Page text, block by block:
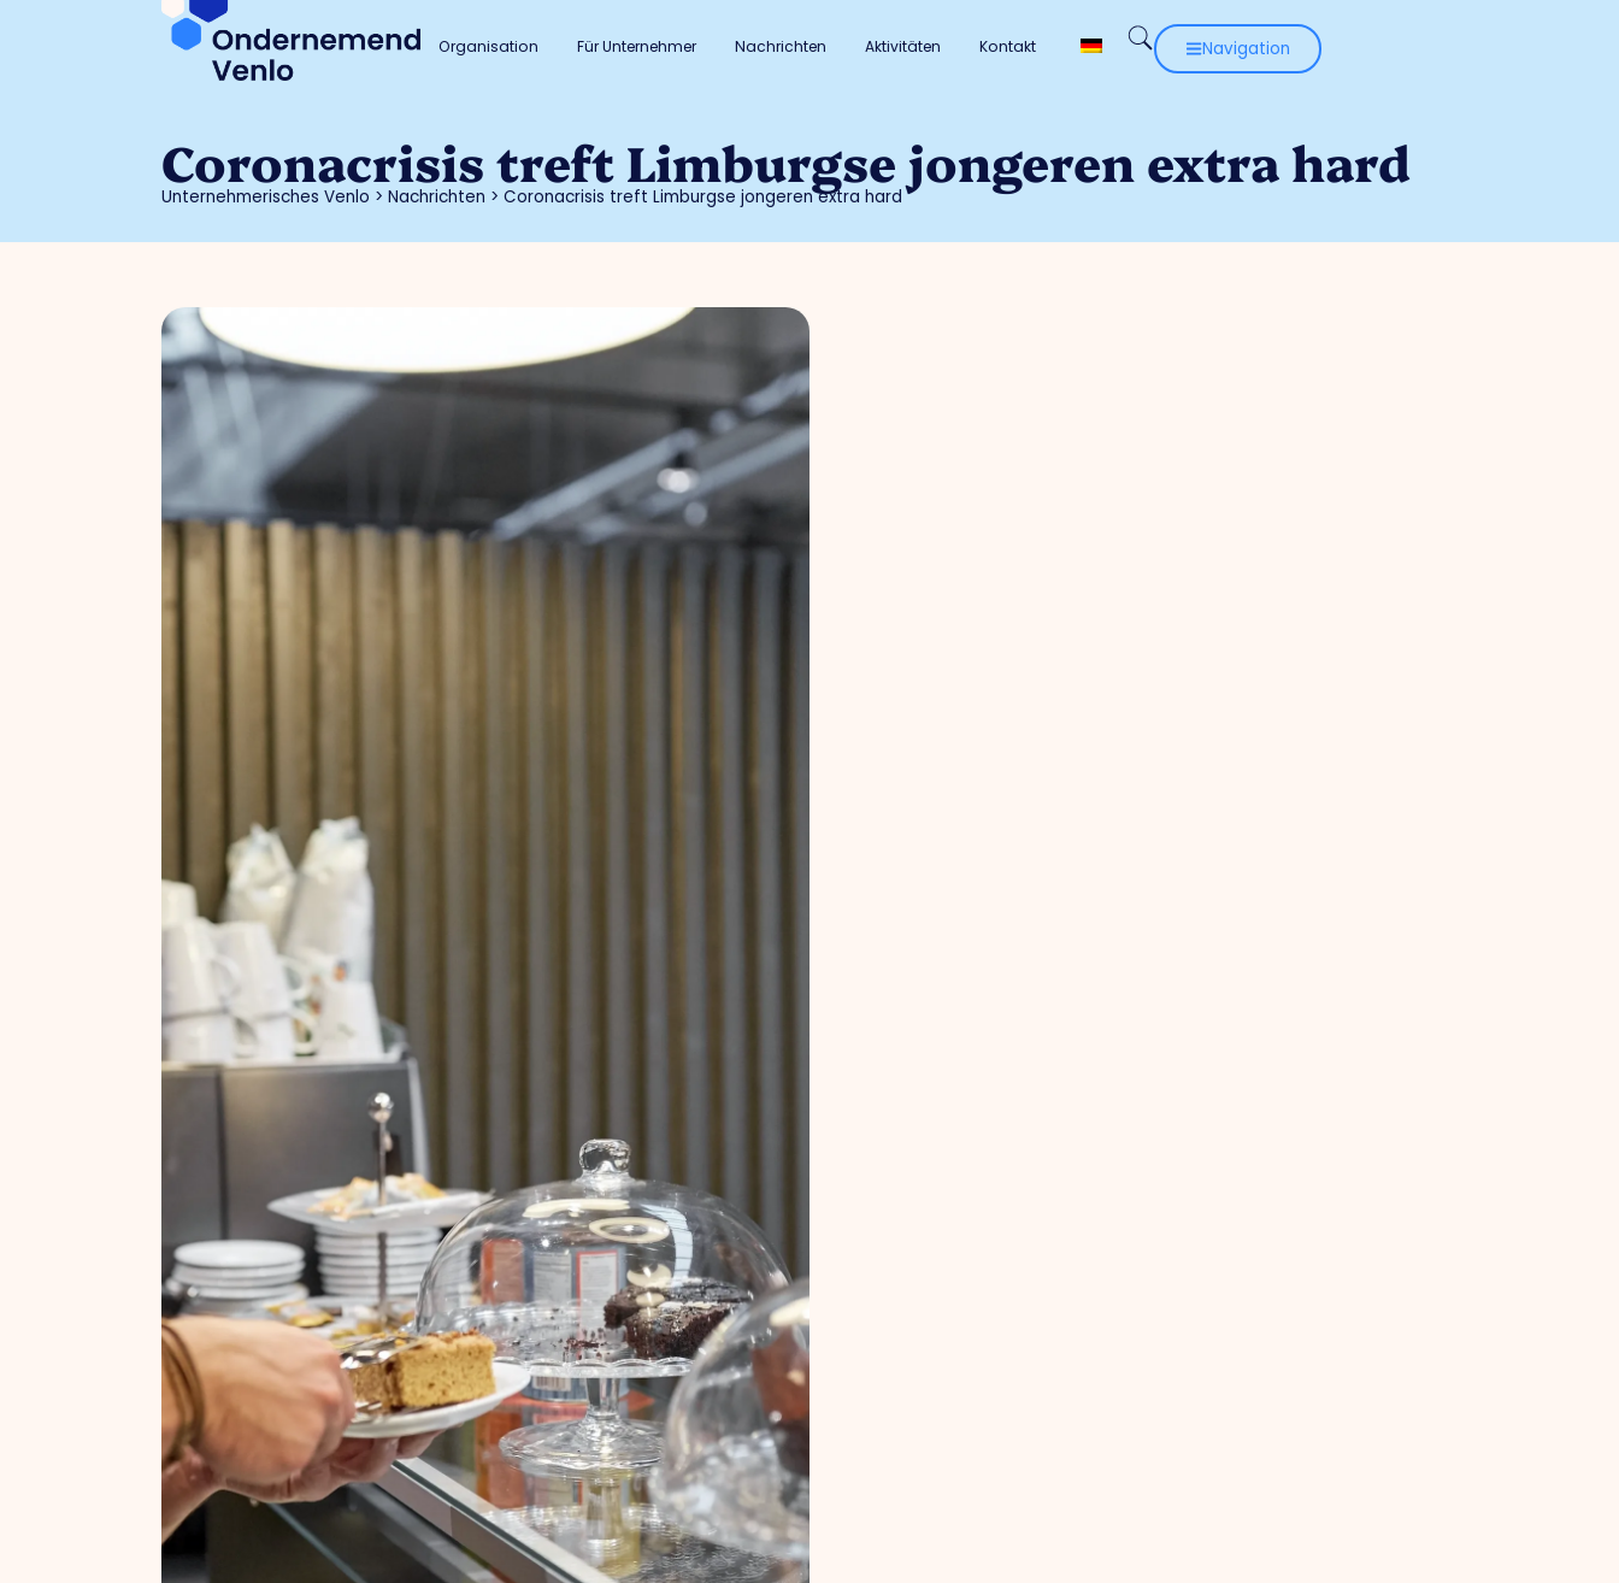
Organisation Für Unternehmer Nachrichten Aktivitäten Kontakt Navigation
Coronacrisis treft Limburgse jongeren extra hard
Unternehmerisches Venlo >Nachrichten >Coronacrisis treft Limburgse jongeren extra hard